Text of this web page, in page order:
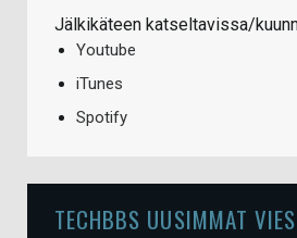
Jälkikäteen katseltavissa/
Youtube
iTunes
Spotify
TECHBBS UUSIMMAT